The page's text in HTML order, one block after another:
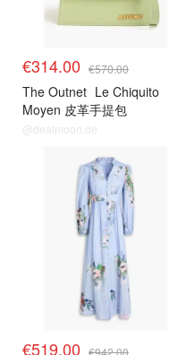
€314.00 €570.00
The Outnet Le Chiquito
Moyen 皮革手提包
@dealmoon.de
€519.00 €942.00